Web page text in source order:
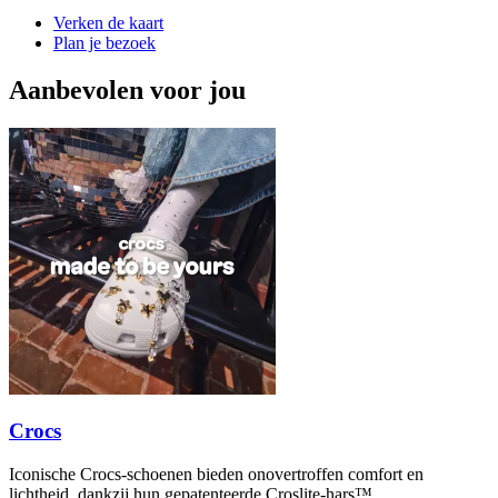
Verken de kaart
Plan je bezoek
Aanbevolen voor jou
Crocs
Iconische Crocs-schoenen bieden onovertroffen comfort en
lichtheid, dankzij hun gepatenteerde Croslite-hars™.